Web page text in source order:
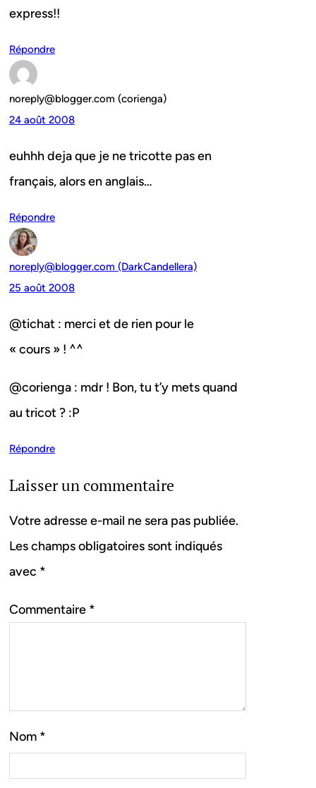
express!!
Répondre
noreply@blogger.com (corienga)
24 août 2008
euhhh deja que je ne tricotte pas en
français, alors en anglais…
Répondre
noreply@blogger.com (DarkCandellera)
25 août 2008
@tichat : merci et de rien pour le
« cours » ! ^^
@corienga : mdr ! Bon, tu t’y mets quand
au tricot ? :P
Répondre
Laisser un commentaire
Votre adresse e-mail ne sera pas publiée.
Les champs obligatoires sont indiqués
avec *
Commentaire *
Nom *